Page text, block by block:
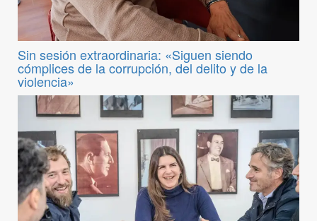
Sin sesión extraordinaria: «Siguen siendo
cómplices de la corrupción, del delito y de la
violencia»